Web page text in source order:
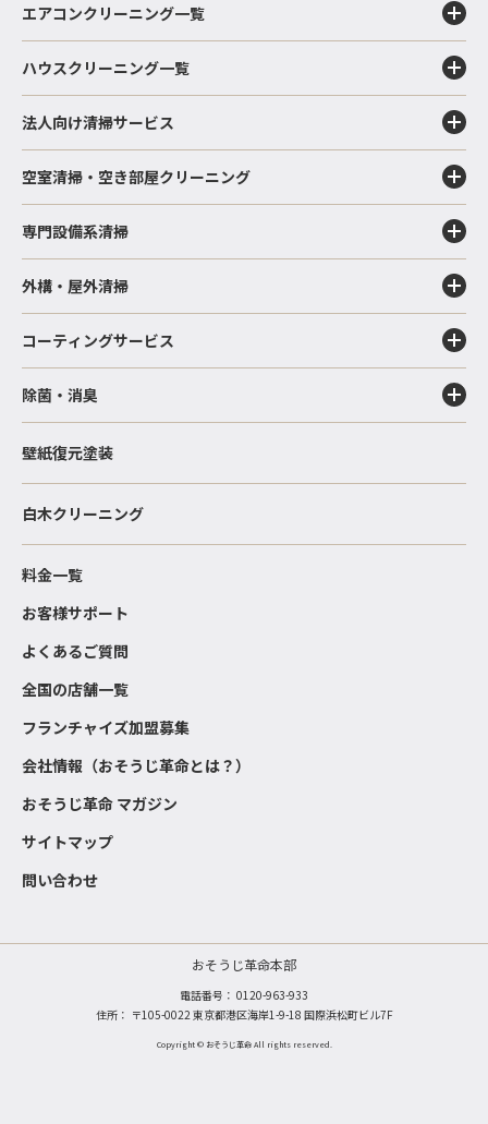
エアコンクリーニング一覧
ハウスクリーニング一覧
法人向け清掃サービス
空室清掃・空き部屋クリーニング
専門設備系清掃
外構・屋外清掃
コーティングサービス
除菌・消臭
壁紙復元塗装
白木クリーニング
料金一覧
お客様サポート
よくあるご質問
全国の店舗一覧
フランチャイズ加盟募集
会社情報（おそうじ革命とは？）
おそうじ革命 マガジン
サイトマップ
問い合わせ
おそうじ革命本部
電話番号： 0120-963-933
住所： 〒105-0022 東京都港区海岸1-9-18 国際浜松町ビル7F
Copyright © おそうじ革命 All rights reserved.